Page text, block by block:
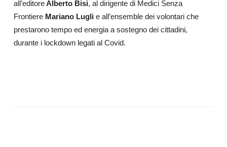
all’editoreAlberto Bisi, al dirigente di Medici Senza
Frontiere Mariano Lugli e all’ensemble dei volontari che
prestarono tempo ed energia a sostegno dei cittadini,
durante i lockdown legati al Covid.